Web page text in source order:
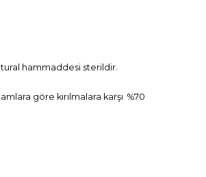
hammaddesi sterildir.
göre kırılmalara karşı %70